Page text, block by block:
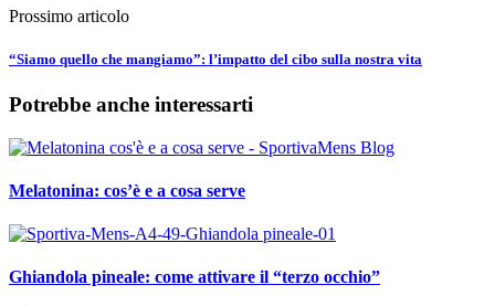
Prossimo articolo
“Siamo quello che mangiamo”: l’impatto del cibo sulla nostra vita
Potrebbe anche interessarti
Melatonina: cos’è e a cosa serve
Ghiandola pineale: come attivare il “terzo occhio”